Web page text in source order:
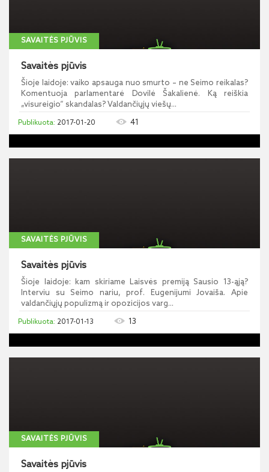
SAVAITĖS PJŪVIS
Savaitės pjūvis
Šioje laidoje: vaiko apsauga nuo smurto – ne Seimo reikalas?
Komentuoja parlamentarė Dovilė Šakalienė. Ką reiškia
„visureigio“ skandalas? Valdančiųjų viešų...
2017-01-20 41
SAVAITĖS PJŪVIS
Savaitės pjūvis
Šioje laidoje: kam skiriame Laisvės premiją Sausio 13-ąją?
Interviu su Seimo nariu, prof. Eugenijumi Jovaiša. Apie
valdančiųjų populizmą ir opozicijos varg...
2017-01-13 13
SAVAITĖS PJŪVIS
Savaitės pjūvis